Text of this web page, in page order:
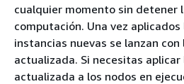
cualquier momento sin detener
computación. Una vez
instancias nuevas se lanzan
actualizada. Si necesitas
actualizada a los nodos en